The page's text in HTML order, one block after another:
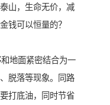
山，生命无价，减
钱可以恒量的？
地面紧密结合为一
脱落等现象。同路
打底油，同时节省